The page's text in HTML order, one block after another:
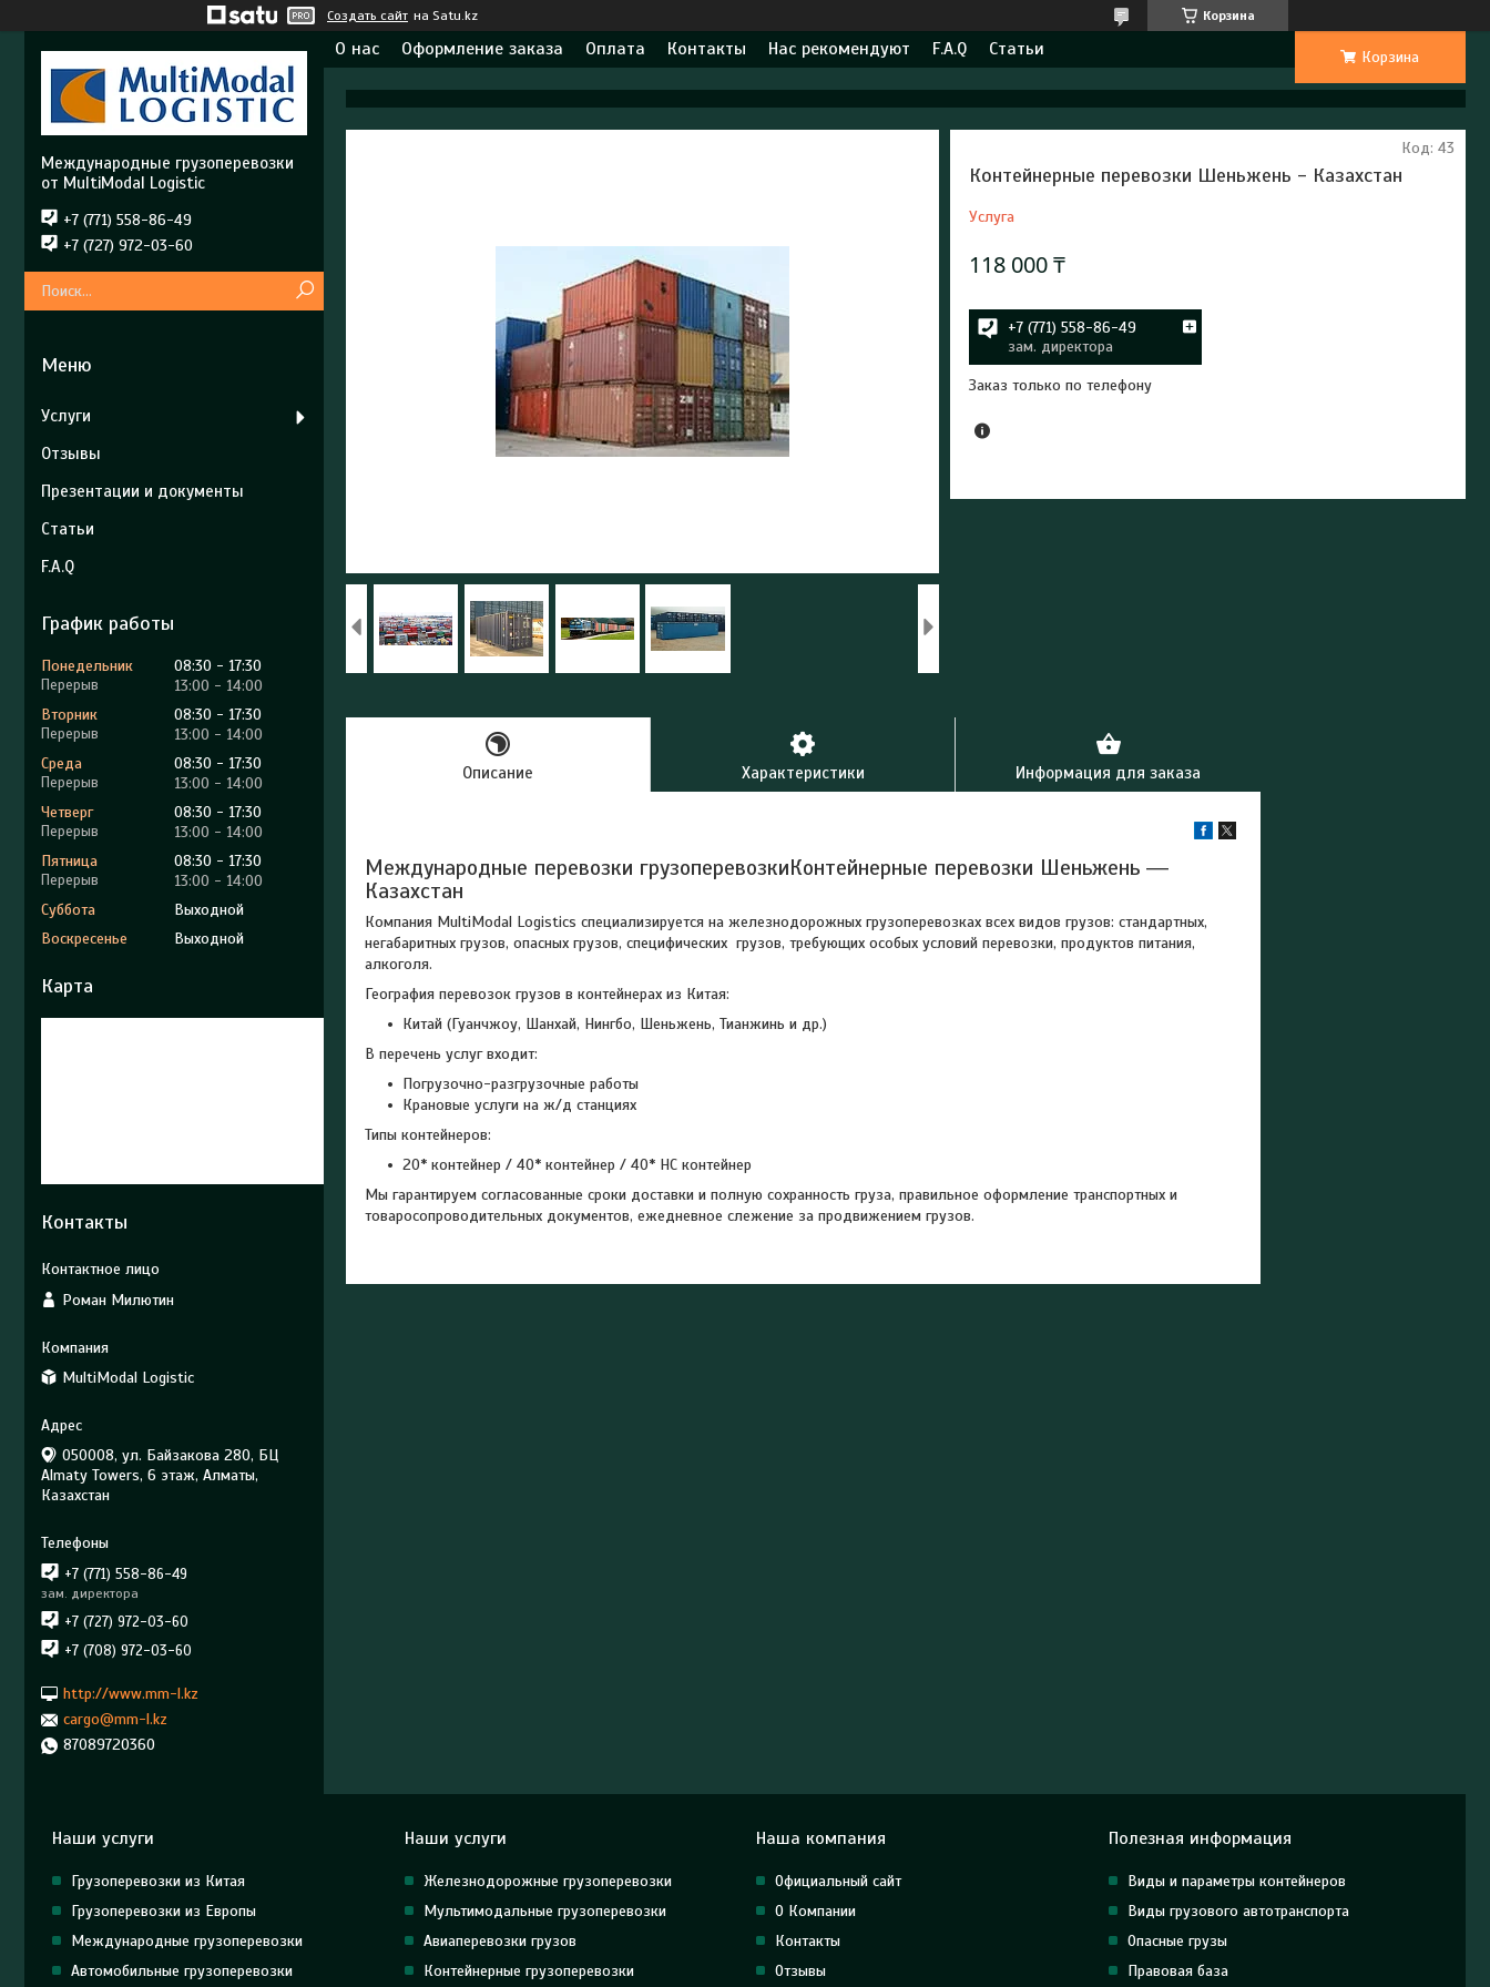
Создать сайт на Satu.kz Корзина
О нас Оформление заказа Оплата Контакты Нас рекомендуют F.A.Q Статьи Корзина
Контейнерные перевозки Шеньжень - Казахстан
Услуга
Код: 43
118 000 ₸
+7 (771) 558-86-49
зам. директора
Заказ только по телефону
Описание Характеристики Информация для заказа
Международные перевозки грузоперевозкиКонтейнерные перевозки Шеньжень ―
Казахстан
Компания MultiModal Logistics специализируется на железнодорожных грузоперевозках всех видов грузов: стандартных,
негабаритных грузов, опасных грузов, специфических грузов, требующих особых условий перевозки, продуктов питания,
алкоголя.
География перевозок грузов в контейнерах из Китая:
Китай (Гуанчжоу, Шанхай, Нингбо, Шеньжень, Тианжинь и др.)
В перечень услуг входит:
Погрузочно-разгрузочные работы
Крановые услуги на ж/д станциях
Типы контейнеров:
20* контейнер / 40* контейнер / 40* НС контейнер
Мы гарантируем согласованные сроки доставки и полную сохранность груза, правильное оформление транспортных и
товаросопроводительных документов, ежедневное слежение за продвижением грузов.
Международные грузоперевозки
от MultiModal Logistic
+7 (771) 558-86-49
+7 (727) 972-03-60
Услуги
Отзывы
Презентации и документы
Статьи
F.A.Q
График работы
Понедельник 08:30
17:30
13:00
14:00
Вторник
08:30
17:30
13:00
14:00
Среда
08:30
17:30
13:00
14:00
Четверг
08:30
17:30
13:00
14:00
Пятница
08:30
17:30
13:00
14:00
Суббота
Выходной
Воскресенье
Выходной
Карта
Контакты
Роман Милютин
MultiModal Logistic
050008, ул. Байзакова 280, БЦ
Almaty Towers, 6 этаж, Алматы,
Казахстан
+7 (771) 558-86-49
зам. директора
+7 (727) 972-03-60
+7 (708) 972-03-60
http://www.mm-l.kz
cargo@mm-l.kz
87089720360
Наши услуги
Грузоперевозки из Китая
Грузоперевозки из Европы
Международные грузоперевозки
Автомобильные грузоперевозки
Наши услуги
Железнодорожные грузоперевозки
Мультимодальные грузоперевозки
Авиаперевозки грузов
Контейнерные грузоперевозки
Наша компания
Официальный сайт
О Компании
Контакты
Отзывы
Полезная информация
Виды и параметры контейнеров
Виды грузового автотранспорта
Опасные грузы
Правовая база